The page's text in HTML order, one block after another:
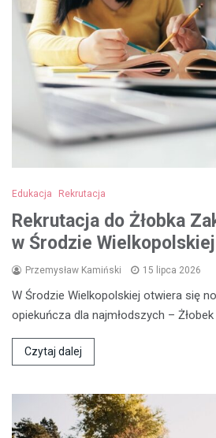
Edukacja Rekrutacja
Rekrutacja do Żłobka
w Środzie
Przemysław Kamiński 15 lipca 2026
W Środzie Wielkopolskiej otwiera się
opiekuńcza dla najmłodszych – Żłobek
Czytaj dalej